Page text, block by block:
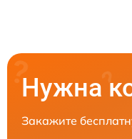
Нужна
Закажите